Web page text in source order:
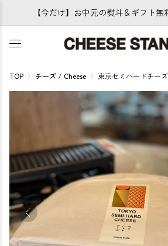
【今だけ】お中元の熨斗＆ギフト
TOP チーズ / Cheese 東京セミハードチー